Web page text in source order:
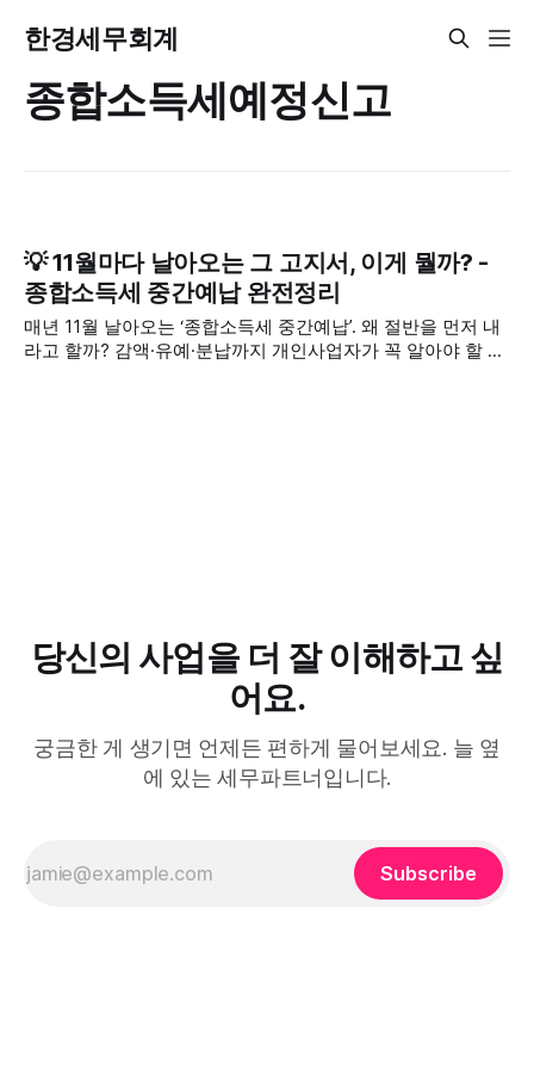
한경세무회계
종합소득세예정신고
💡 11월마다 날아오는 그 고지서, 이게 뭘까? -
종합소득세 중간예납 완전정리
매년 11월 날아오는 ‘종합소득세 중간예납’. 왜 절반을 먼저 내
라고 할까? 감액·유예·분납까지 개인사업자가 꼭 알아야 할 핵
당신의 사업을 더 잘 이해하고 싶
어요.
궁금한 게 생기면 언제든 편하게 물어보세요. 늘 옆
에 있는 세무파트너입니다.
Subscribe